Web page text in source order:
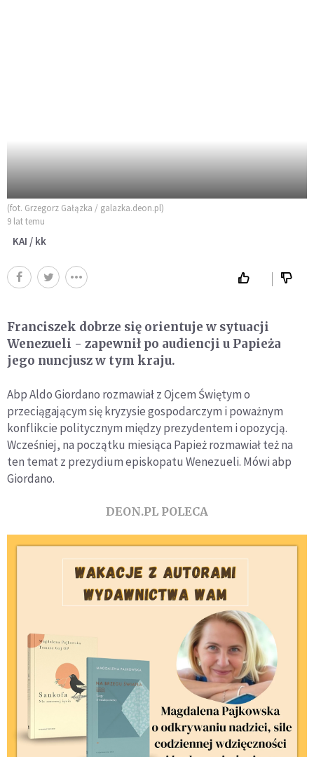
(fot. Grzegorz Gałązka / galazka.deon.pl)
9 lat temu
KAI / kk
Franciszek dobrze się orientuje w sytuacji
Wenezueli - zapewnił po audiencji u Papieża
jego nuncjusz w tym kraju.
Abp Aldo Giordano rozmawiał z Ojcem Świętym o
przeciągającym się kryzysie gospodarczym i poważnym
konflikcie politycznym między prezydentem i opozycją.
Wcześniej, na początku miesiąca Papież rozmawiał też na
ten temat z prezydium episkopatu Wenezueli. Mówi abp
Giordano.
DEON.PL POLECA